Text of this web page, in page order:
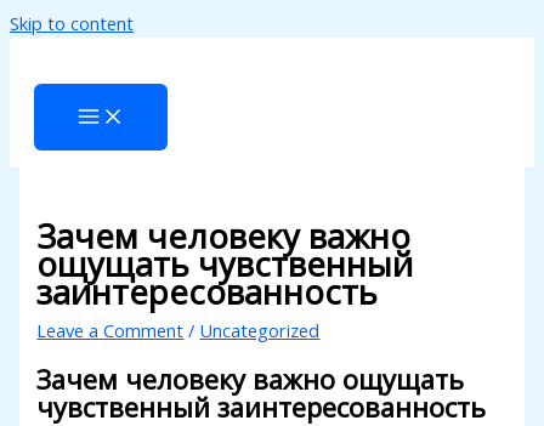
Hacklink panel
Hacklink panel
Backlink paketleri
Hacklink
Hacklink
Hacklink panel
Skip to content
Зачем человеку важно
ощущать чувственный
заинтересованность
Leave a Comment / Uncategorized
Зачем человеку важно ощущать
чувственный заинтересованность